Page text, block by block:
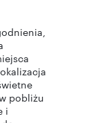
pobliżu
i